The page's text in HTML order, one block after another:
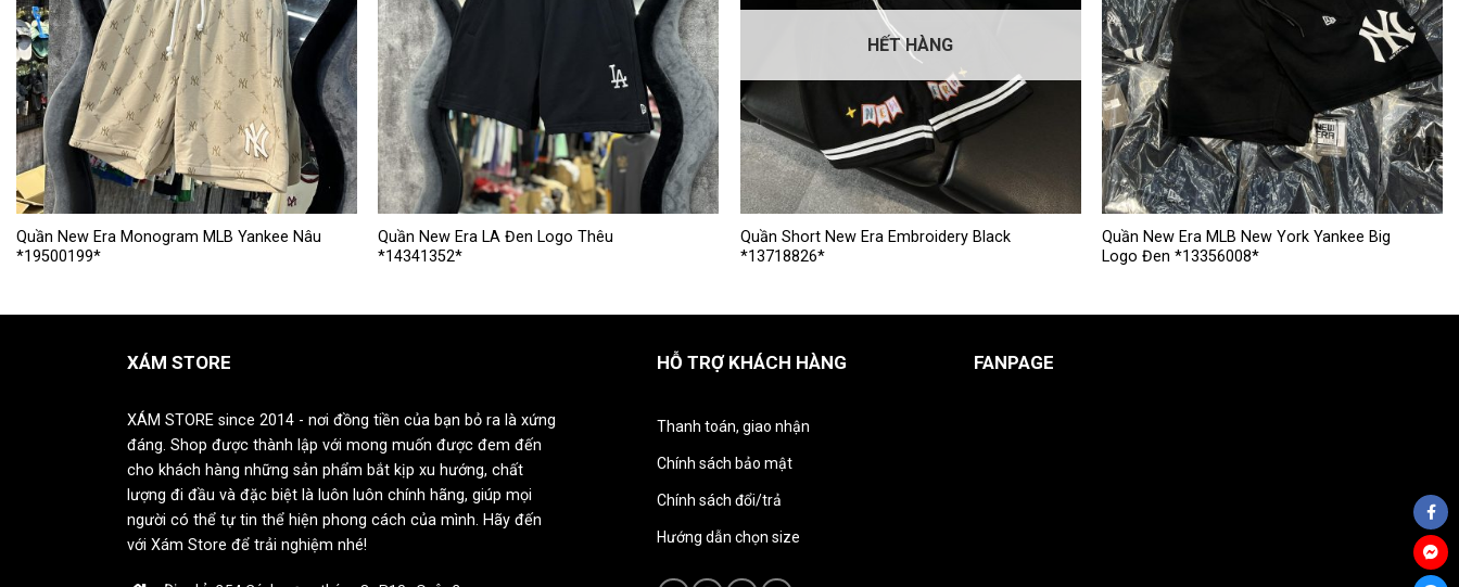
Quần New Era Monogram MLB Yankee Nâu
*19500199*
Sản
phẩm
có
Quần New Era LA Đen Logo Thêu
*14341352*
Sản
phẩm
có
Các
chọn
thể
HẾT HÀNG
Quần Short New Era Embroidery Black
*13718826*
Sản
phẩm
có
biến
tùy
chọn
thể
được
Quần New Era MLB New York Yankee Big
Logo Đen *13356008*
Sản
phẩm
có
XÁM STORE
XÁM STORE since 2014 - nơi đồng tiền của bạn bỏ ra là xứng
đáng. Shop được thành lập với mong muốn được đem đến
cho khách hàng những sản phẩm bắt kịp xu hướng, chất
lượng đi đầu và đặc biệt là luôn luôn chính hãng, giúp mọi
người có thể tự tin thể hiện phong cách của mình. Hãy đến
với Xám Store để trải nghiệm nhé!
HỖ TRỢ KHÁCH HÀNG
Thanh toán, giao nhận
Chính sách bảo mật
Chính sách đổi/trả
Hướng dẫn chọn size
FANPAGE